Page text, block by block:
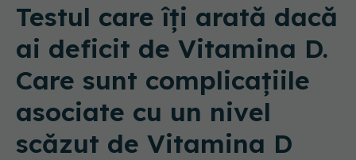
Testul care îți arată dacă
ai deficit de Vitamina D.
Care sunt complicațiile
asociate cu un nivel
scăzut de Vitamina D